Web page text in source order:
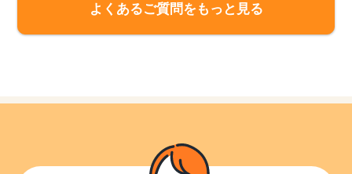
よくあるご質問をもっと見る